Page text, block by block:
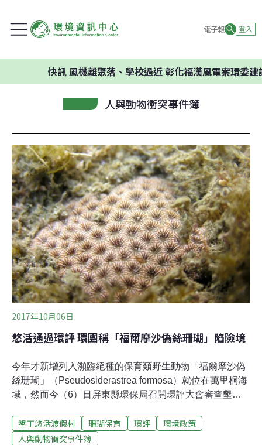
電子報 登入
風機離聚落、學校過近 彰化福漢風電案環委建議不應開
人與動物衝突事件簿
2017年10月06日
悠活通過環評 環團稱「福爾摩沙偽絲珊瑚」陷險境
今年才新增列入瀕臨絕種的保育類野生動物「福爾摩沙偽
絲珊瑚」（Pseudosiderastrea formosa）就位在萬里桐海
域，然而今（6）日屏東縣環保局召開環評大會審查墾丁
個瀕絕台灣特有種的相關保育措施，也未獲環評委員討
論。2016年遭法院撤銷的悠活環評，在重啟審查後，最終
墾丁悠活渡假村 珊瑚保育 環評
環境政策
人與動物衝突事件簿